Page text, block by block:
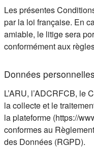
Les présentes
par la loi française. En
amiable, le litige sera
conformément aux
Données personnelles
L’ARU, l’ADCRFCB, le
la collecte et le
la plateforme (https://
conformes au
des Données (RGPD).